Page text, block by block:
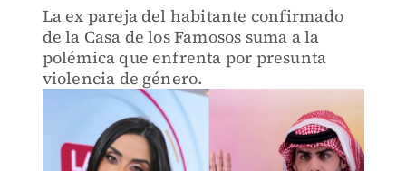
La ex pareja del habitante confirmado
de la Casa de los Famosos suma a la
polémica que enfrenta por presunta
violencia de género.